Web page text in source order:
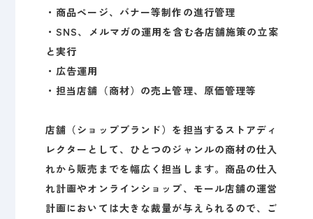
・商品ページ、バナー等制作の進行管理
・SNS、メルマガの運用を含む各店舗施策の立案
と実行
・広告運用
・担当店舗（商材）の売上管理、原価管理等
店舗（ショップブランド）を担当するストアディ
レクターとして、ひとつのジャンルの商材の仕入
れから販売までを幅広く担当します。商品の仕入
れ計画やオンラインショップ、モール店舗の運営
計画においては大きな裁量が与えられるので、ご